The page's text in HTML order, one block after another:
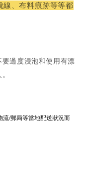
線、布料痕跡等等都
過度浸泡和使用有漂
流/郵局等當地配送狀況而